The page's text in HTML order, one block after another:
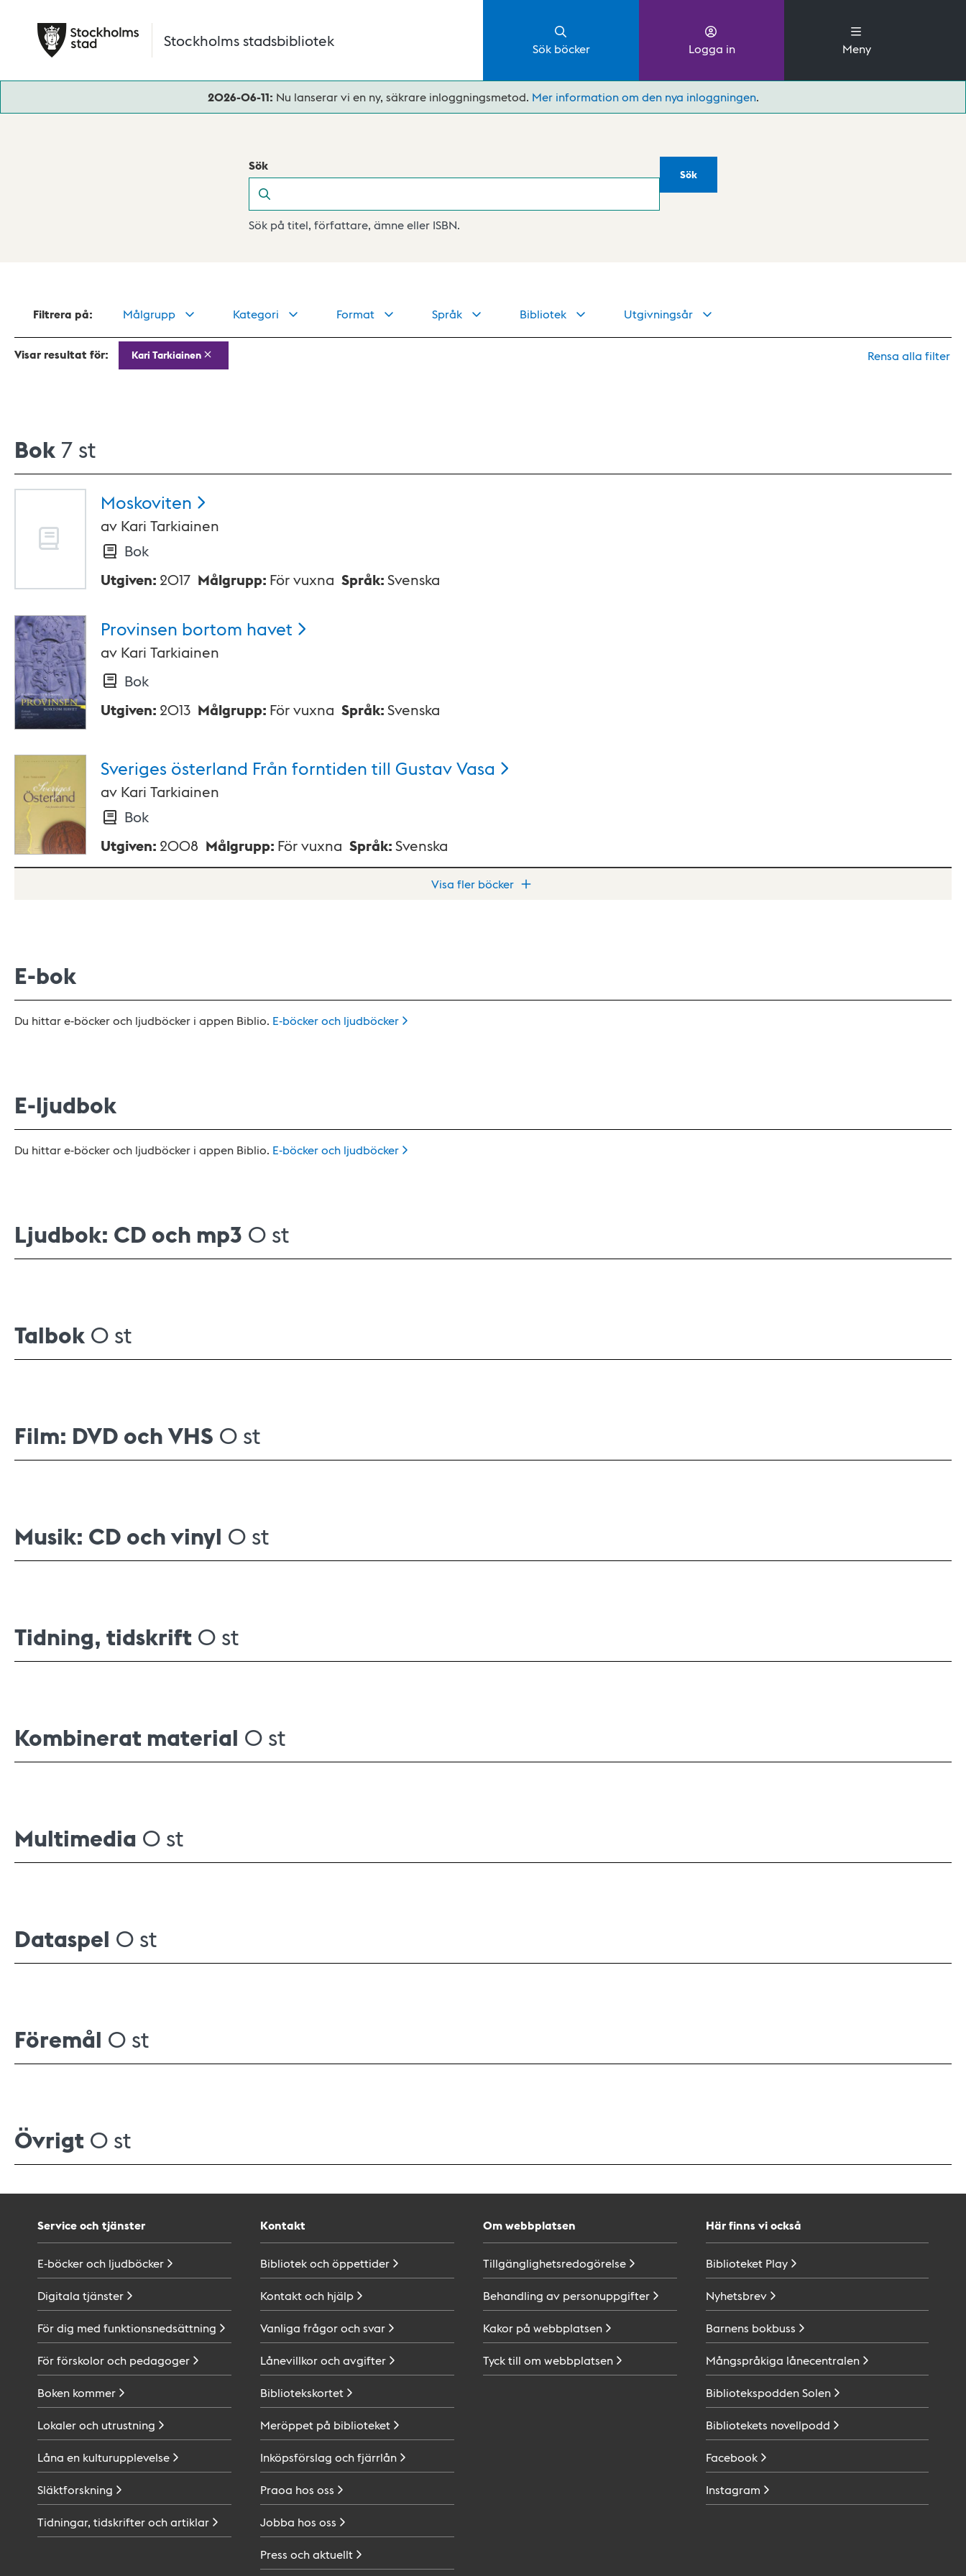
Stockholms stadsbibliotek Sök böcker Logga in Meny
2026-06-11: Nu lanserar vi en ny, säkrare inloggningsmetod. Mer information om den nya inloggningen.
Sök
Sök
Sök på titel, författare, ämne eller ISBN.
Filtrera på: Målgrupp Kategori Format Språk Bibliotek Utgivningsår
Visar resultat för: Kari Tarkiainen Rensa alla filter
Bok 7 st
Moskoviten
av Kari Tarkiainen
Bok
Utgiven: 2017 Målgrupp: För vuxna Språk:Svenska
Provinsen bortom havet
av Kari Tarkiainen
Bok
Utgiven: 2013 Målgrupp: För vuxna Språk:Svenska
Sveriges österland Från forntiden till GustavVasa
av Kari Tarkiainen
Bok
Utgiven:2008 Målgrupp: För vuxna Språk:Svenska
Visa fler böcker
E-bok
Du hittar e-böcker och ljudböcker i appen Biblio. E-böcker och ljudböcker
E-ljudbok
Du hittar e-böcker och ljudböcker i appen Biblio. E-böcker och ljudböcker
Ljudbok: CD och mp3 0 st
Talbok 0 st
Film: DVD och VHS 0 st
Musik: CD och vinyl 0 st
Tidning, tidskrift 0 st
Kombinerat material 0 st
Multimedia 0 st
Dataspel 0 st
Föremål 0 st
Övrigt 0 st
Service och tjänster
E-böcker och ljudböcker
Digitala tjänster
För dig med funktionsnedsättning
För förskolor och pedagoger
Boken kommer
Lokaler och utrustning
Låna en kulturupplevelse
Släktforskning
Tidningar, tidskrifter ochartiklar
Kontakt
Bibliotek ochöppettider
Kontakt och hjälp
Vanliga frågor ochsvar
Lånevillkor ochavgifter
Bibliotekskortet
Meröppet på biblioteket
Inköpsförslag ochfjärrlån
Praoa hos oss
Jobba hos oss
Press ochaktuellt
Om webbplatsen
Tillgänglighetsredogörelse
Behandling av personuppgifter
Kakor på webbplatsen
Tyck till om webbplatsen
Här finns vi också
Biblioteket Play
Nyhetsbrev
Barnens bokbuss
Mångspråkiga lånecentralen
BibliotekspoddenSolen
Bibliotekets novellpodd
Facebook
Instagram